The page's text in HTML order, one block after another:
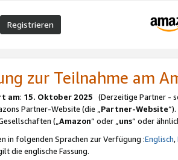
Registrieren
zur Teilnahme am
am: 15. Oktober 2025 (Derzeitige Partner -
Partner-Website (die „Partner-Website
(„Amazon“ oder „uns“ oder
in folgenden Sprachen zur Verfügung :Englisch,
die englische Fassung.